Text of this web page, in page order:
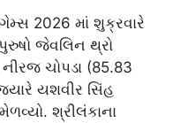
2026 માં શુક્રવારે
જેવલિન થ્રો
ચોપડા (85.83
યશવીર સિંહ
શ્રીલંકાના